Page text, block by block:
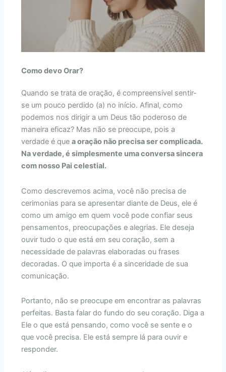
Como devo Orar?
Quando se trata de oração, é compreensível sentir-
se um pouco perdido (a) no início. Afinal, como
podemos nos dirigir a um Deus tão poderoso de
maneira eficaz? Mas não se preocupe, pois a
verdade é quea oração não precisa ser complicada.
Na verdade, é simplesmente uma conversa sincera
com nosso Pai celestial.
Como descrevemos acima, você não precisa de
cerimonias para se apresentar diante de Deus, ele é
como um amigo em quem você pode confiar seus
pensamentos, preocupações e alegrias. Ele deseja
ouvir tudo o que está em seu coração, sem a
necessidade de palavras elaboradas ou frases
decoradas. O que importa é a sinceridade de sua
comunicação.
Portanto, não se preocupe em encontrar as palavras
perfeitas. Basta falar do fundo do seu coração. Diga a
Ele o que está pensando, como você se sente e o
que você precisa. Ele está sempre lá para ouvir e
responder.